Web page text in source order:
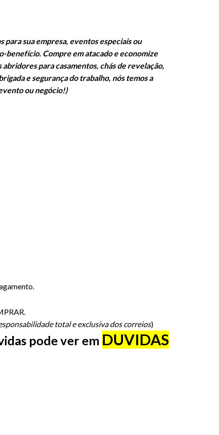
para sua empresa, eventos especiais ou
benefício. Compre em atacado e economize
para casamentos, chás de revelação,
e segurança do trabalho, nós temos a
ou negócio!)
total e exclusiva dos correios)
pode ver em DUVIDAS